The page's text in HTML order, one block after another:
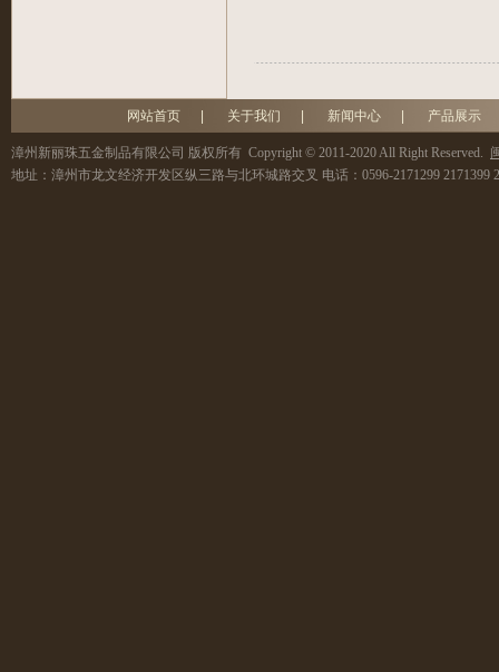
网站首页 关于我们 新闻中心 产品展示
漳州新丽珠五金制品有限公司 版权所有 Copyright © 2011-2020 All Right Reserved.
地址： 漳州市龙文经济开发区纵三路与北环城路交叉 电话： 0596-2171299 2171399